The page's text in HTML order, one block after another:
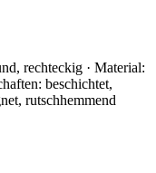
rechteckig · Material:
beschichtet,
rutschhemmend